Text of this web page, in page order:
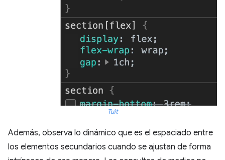
Tuit
Además, observa lo dinámico que es el espaciado entre
los elementos secundarios cuando se ajustan de forma